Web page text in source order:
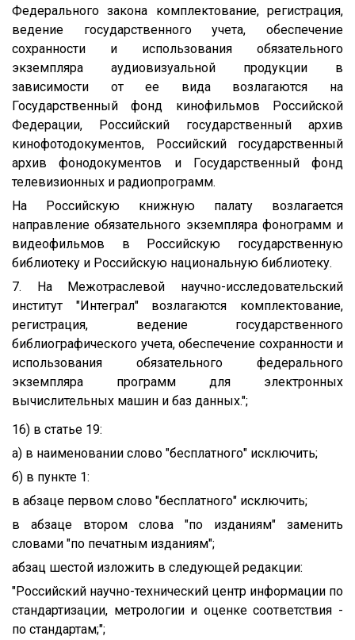
Федерального закона комплектование, регистрация,
ведение государственного учета, обеспечение
сохранности и использования обязательного
экземпляра аудиовизуальной продукции в
зависимости от ее вида возлагаются на
Государственный фонд кинофильмов Российской
Федерации, Российский государственный архив
кинофотодокументов, Российский государственный
архив фонодокументов и Государственный фонд
телевизионных и радиопрограмм.
На Российскую книжную палату возлагается
направление обязательного экземпляра фонограмм и
видеофильмов в Российскую государственную
библиотеку и Российскую национальную библиотеку.
7. На Межотраслевой научно-исследовательский
институт "Интеграл" возлагаются комплектование,
регистрация, ведение государственного
библиографического учета, обеспечение сохранности и
использования обязательного федерального
экземпляра программ для электронных
вычислительных машин и баз данных.";
16) в статье 19:
а) в наименовании слово "бесплатного" исключить;
б) в пункте 1:
в абзаце первом слово "бесплатного" исключить;
в абзаце втором слова "по изданиям" заменить
словами "по печатным изданиям";
абзац шестой изложить в следующей редакции:
"Российский научно-технический центр информации по
стандартизации, метрологии и оценке соответствия -
по стандартам;";